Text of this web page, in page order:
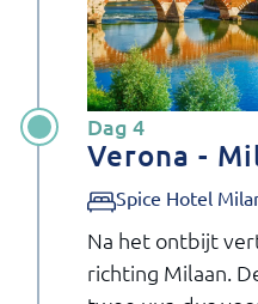
Dag 4
Verona -
Spice Hotel
Na het ontbijt
richting Milaan.